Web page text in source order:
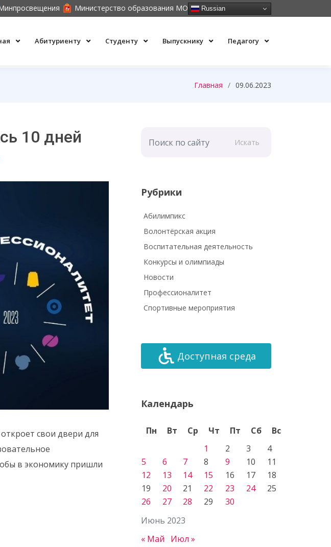
Министерство образования МО Russian
Абитуриенту Студенту Выпускнику Педагогу
Главная 09.06.2023
10 дней
свои двери для
в экономику пришли
Искать
Рубрики
Абилимпикс
Волонтёрская акция
Воспитательная деятельность
Конкурсы и олимпиады
Новости
Профессионалитет
Спортивные мероприятия
Доступная среда
Календарь
Июнь 2023
Пн Вт Ср Чт Пт Сб
Вс
1
2 3
4
5
6 7 8 9 10
11
12
13 14 15 16 17
18
19
20 21 22 23 24
25
26
27 28 29 30
« Май Июл »